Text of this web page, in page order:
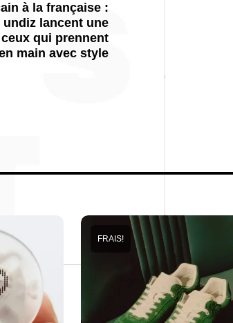
à la française :
undiz lancent une
qui prennent
main avec style
FRAIS!